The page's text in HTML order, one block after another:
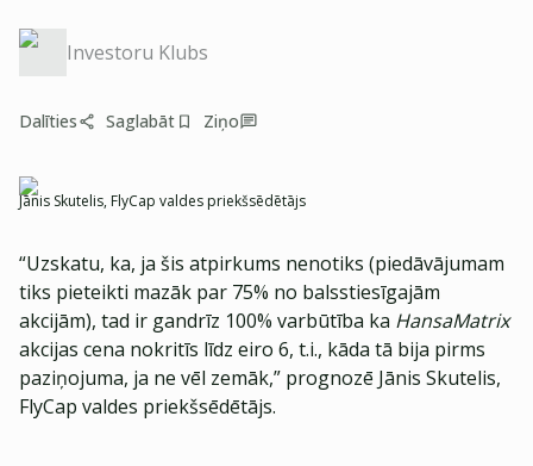
Investoru Klubs
Dalīties Saglabāt Ziņo
Jānis Skutelis, FlyCap valdes priekšsēdētājs
“Uzskatu, ka, ja šis atpirkums nenotiks (piedāvājumam
tiks pieteikti mazāk par 75% no balsstiesīgajām
akcijām), tad ir gandrīz 100% varbūtība ka HansaMatrix
akcijas cena nokritīs līdz eiro 6, t.i., kāda tā bija pirms
paziņojuma, ja ne vēl zemāk,” prognozē Jānis Skutelis,
FlyCap valdes priekšsēdētājs.